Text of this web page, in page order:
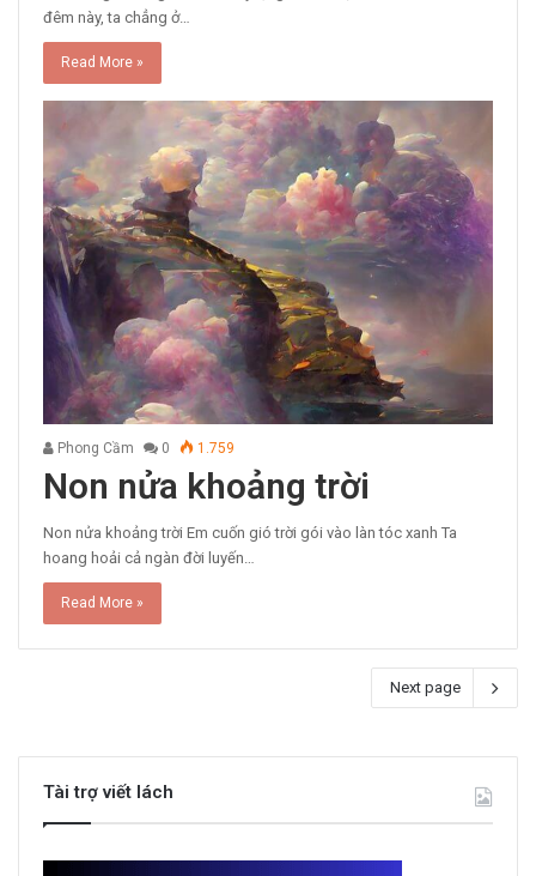
đêm này, ta chẳng ở…
Read More »
Phong Cầm 0 1.759
Non nửa khoảng trời
Non nửa khoảng trời Em cuốn gió trời gói vào làn tóc xanh Ta
hoang hoải cả ngàn đời luyến…
Read More »
Next page
Tài trợ viết lách